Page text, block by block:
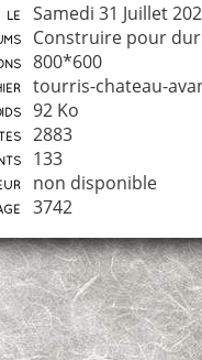
le Samedi 31 Juillet
Construire pour
800*600
tourris-chateau-
92 Ko
2883
133
non disponible
3742